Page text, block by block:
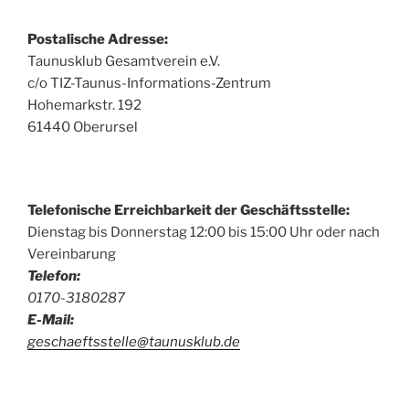
Postalische Adresse:
Taunusklub Gesamtverein e.V.
c/o TIZ-Taunus-Informations-Zentrum
Hohemarkstr. 192
61440 Oberursel
Telefonische Erreichbarkeit der Geschäftsstelle:
Dienstag bis Donnerstag 12:00 bis 15:00 Uhr oder nach
Vereinbarung
Telefon:
0170-3180287
E-Mail:
geschaeftsstelle@taunusklub.de